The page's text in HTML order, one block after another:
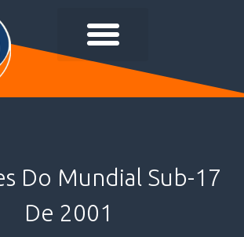
Do Mundial Sub-17
De 2001